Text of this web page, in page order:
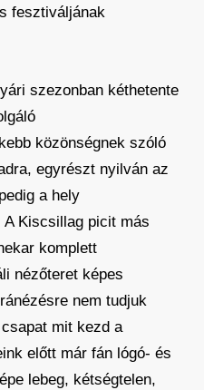
fesztiváljának
szezonban kéthetente
közönségnek szóló
egyrészt nyilván az
a hely
A Kiscsillag picit más
komplett
nézőteret képes
nem tudjuk
mit kezd a
előtt már fán lógó- és
lebeg, kétségtelen,